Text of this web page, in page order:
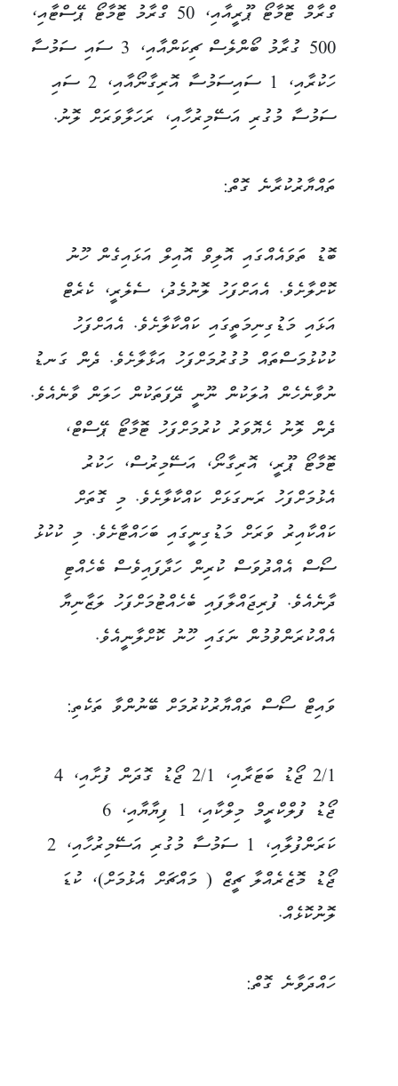
ގްރާމް ޓޮމާޓޯ ޕޫރީއާއި، 50 ގްރާމު ޓޮމާޓޯ ޕޭސްޓާއި،
500 ގުރާމު ބޯންލެސް ޗިކަންއާއި، 3 ސައި ސަމުސާ
ހަކުރާއި، 1 ސައިސަމުސާ އޮރިގާނޯއާއި، 2 ސައި
ސަމުސާ މުގުރި އަސޭމިރުހާއި، ރަހަލާވަރަށް ލޮނު.
ތައްޔާރުކުރާނެ ގޮތް:
ބޮޑު ތަވައެއްގައި އޮލިވް އޮއިލް އަޅައިގެން ހޫނު
ކޮށްލާށެވެ. އެއަށްފަހު ލޮނުމެދު، ސެލެރީ، ކެރެޓް
އަޅައި މަޑުގިނިމަތީގައި ކައްކާލާށެވެ. އެއަށްފަހު
ކުކުޅުމަސްތައް މުގުރުމަށްފަހު އަޅާލާށެވެ. ދެން ގަނޑު
ނުވާނެހެން އުލަކުން ނޫނީ ދޭފަތަކުން ހަލަން ވާނެއެވެ.
ދެން ލޮނު ހެޔޮވަރު ކުރުމަށްފަހު ޓޮމާޓޯ ޕޭސްޓް،
ޓޮމާޓޯ ޕޫރީ، އޮރިގާނޯ، އަސޭމިރުސް، ހަކުރު
އެޅުމަށްފަހު ރަނގަޅަށް ކައްކާލާށެވެ. މި ގޮތަށް
ކައްކާއިރު ވަރަށް މަޑުގިނީގައި ބަހައްޓާށެވެ. މި ކުކުޅު
ސޯސް އެއްދުވަސް ކުރިން ހަދާފައިވެސް ބެހެއްޓި
ދާނެއެވެ. ފުރިޖައްލާފައި ބެހެއްޓުމަށްފަހު ލަޒާނިޔާ
އެއްކުރަންވުމުން ނަގައި ހޫނު ކޮށްލާނީއެވެ.
ވައިޓް ސޯސް ތައްޔާރުކުރުމަށް ބޭނުންވާ ތަކެތި:
2/1 ޖޯޑު ބަޓަރާއި، 2/1 ޖޯޑު ގޮދަން ފުށާއި، 4
ޖޯޑު ފުލްކްރީމް މިލްކާއި، 1 ފިޔާޔާއި، 6
ކަރަންފުލާއި، 1 ސަމުސާ މުގުރި އަސޭމިރުހާއި، 2
ޖޯޑު މޮޒެރެއްލާ ޗީޒް ( މައްޗަށް އެޅުމަށް)، ކުޑަ
ލޮނުކޮޅެއް.
ހައްދަވާނެ ގޮތް: